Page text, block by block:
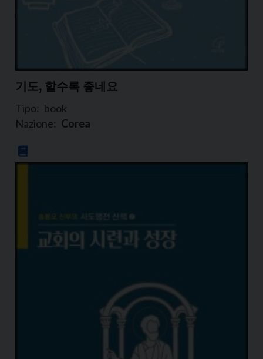
기도, 할수록 좋네요
Tipo: book
Nazione: Corea